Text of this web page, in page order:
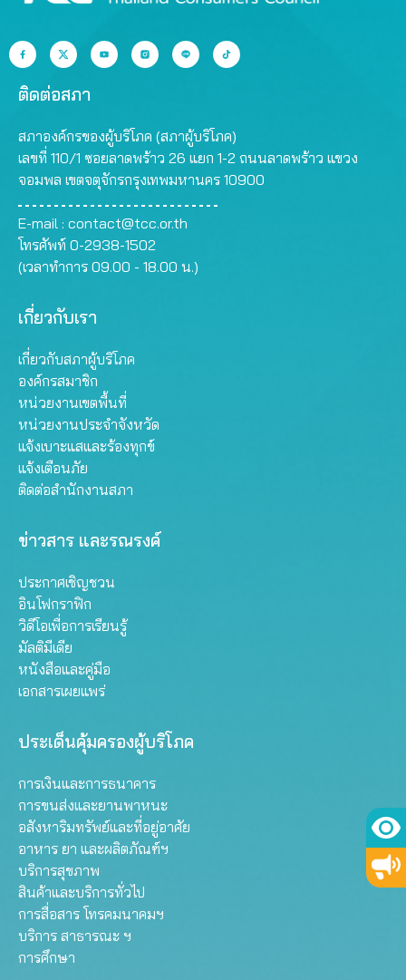
ติดต่อสภา
สภาองค์กรของผู้บริโภค (สภาผู้บริโภค)
เลขที่ 110/1 ซอยลาดพร้าว 26 แยก 1-2 ถนนลาดพร้าว แขวง
จอมพล เขตจตุจักรกรุงเทพมหานคร 10900
E-mail : contact@tcc.or.th
โทรศัพท์ 0-2938-1502
(เวลาทำการ 09.00 - 18.00 น.)
เกี่ยวกับเรา
เกี่ยวกับสภาผู้บริโภค
องค์กรสมาชิก
หน่วยงานเขตพื้นที่
หน่วยงานประจำจังหวัด
แจ้งเบาะแสและร้องทุกข์
แจ้งเตือนภัย
ติดต่อสำนักงานสภา
ข่าวสาร และรณรงค์
ประกาศเชิญชวน
อินโฟกราฟิก
วิดีโอเพื่อการเรียนรู้
มัลติมีเดีย
หนังสือและคู่มือ
เอกสารเผยแพร่
ประเด็นคุ้มครองผู้บริโภค
การเงินและการธนาคาร
การขนส่งและยานพาหนะ
อสังหาริมทรัพย์และที่อยู่อาศัย
อาหาร ยา และผลิตภัณฑ์ฯ
บริการสุขภาพ
สินค้าและบริการทั่วไป
การสื่อสาร โทรคมนาคมฯ
บริการ สาธารณะ ฯ
การศึกษา